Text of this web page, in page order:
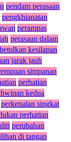
pendam perasaan
pengkhianatan
perampas
perasaan dalam
kesilapan
jarak jauh
simpanan
perhatian
kedua
perkenalan singkat
perhatian
perubahan
di tangan